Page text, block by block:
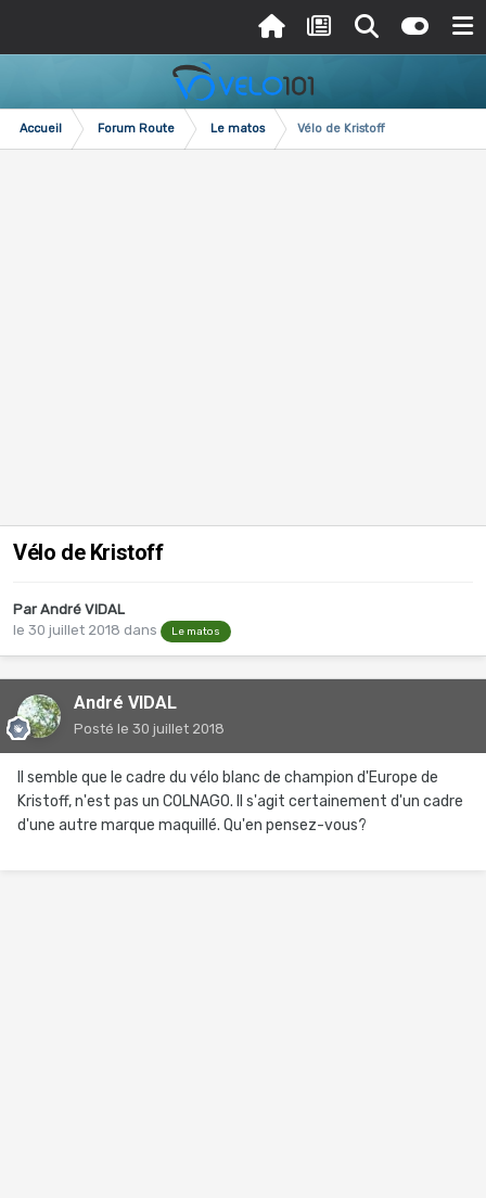
Accueil Forum Route Le matos Vélo de Kristoff
Vélo de Kristoff
Par André VIDAL
le 30 juillet 2018 dans Le matos
André VIDAL
Posté le 30 juillet 2018
Il semble que le cadre du vélo blanc de champion d'Europe de
Kristoff, n'est pas un COLNAGO. Il s'agit certainement d'un cadre
d'une autre marque maquillé. Qu'en pensez-vous?